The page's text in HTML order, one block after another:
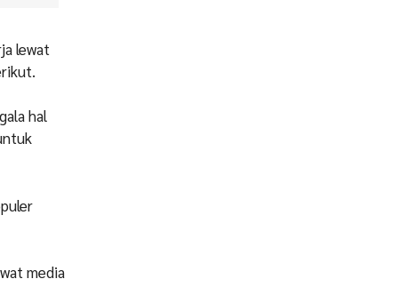
lewat
hal
media